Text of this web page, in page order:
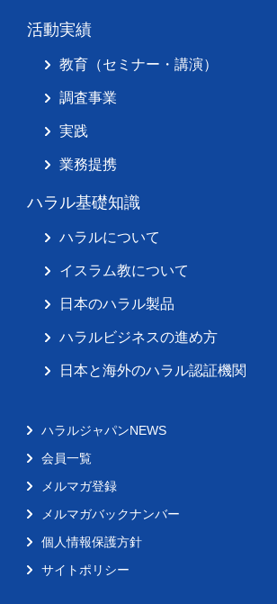
活動実績
教育（セミナー・講演）
調査事業
実践
業務提携
ハラル基礎知識
ハラルについて
イスラム教について
日本のハラル製品
ハラルビジネスの進め方
日本と海外のハラル認証機関
ハラルジャパンNEWS
会員一覧
メルマガ登録
メルマガバックナンバー
個人情報保護方針
サイトポリシー